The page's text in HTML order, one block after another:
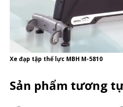
Xe đạp tập thể lực MBH M-5810
Sản phẩm tương